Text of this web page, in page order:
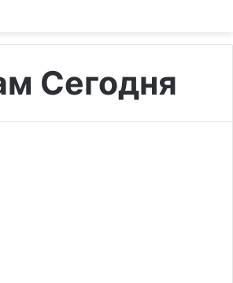
Сегодня